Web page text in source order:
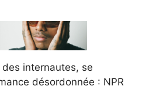
internautes, se
désordonnée : NPR